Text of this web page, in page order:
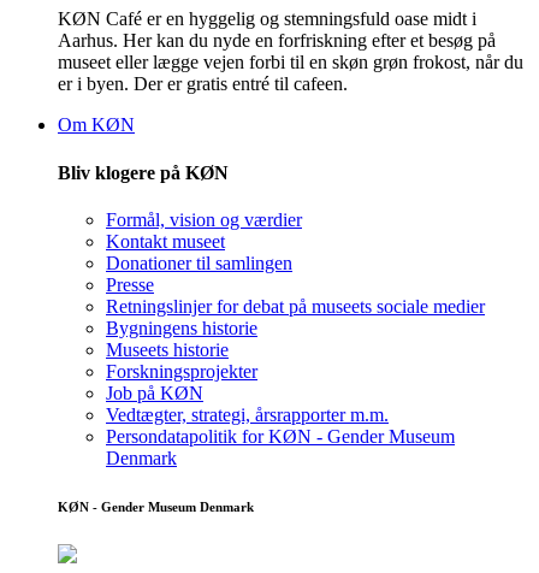
KØN Café er en hyggelig og stemningsfuld oase midt i
Aarhus. Her kan du nyde en forfriskning efter et besøg på
museet eller lægge vejen forbi til en skøn grøn frokost, når du
er i byen. Der er gratis entré til cafeen.
Om KØN
Bliv klogere på KØN
Formål, vision og værdier
Kontakt museet
Donationer til samlingen
Presse
Retningslinjer for debat på museets sociale medier
Bygningens historie
Museets historie
Forskningsprojekter
Job på KØN
Vedtægter, strategi, årsrapporter m.m.
Persondatapolitik for KØN - Gender Museum
Denmark
KØN - Gender Museum Denmark